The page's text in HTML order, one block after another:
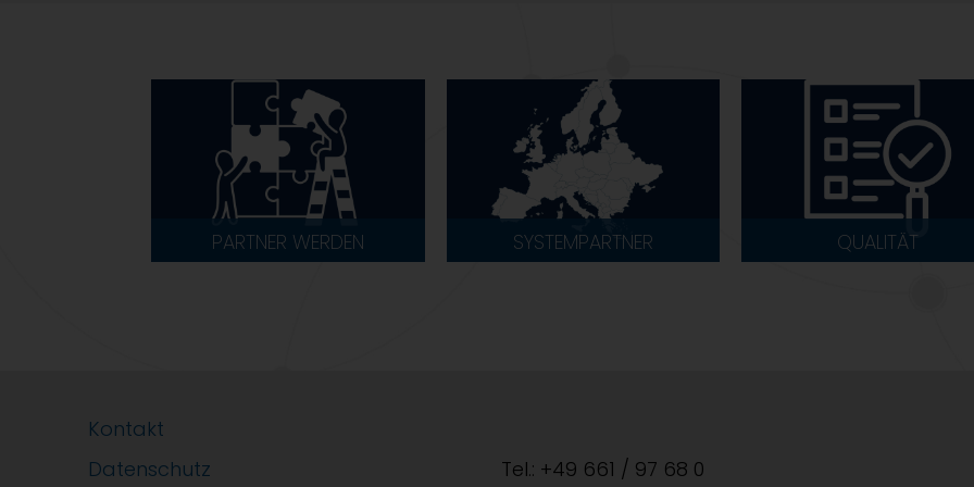
PARTNER WERDEN SYSTEMPARTNER QUALITÄT
Kontakt
Datenschutz
Tel.: +49 661 / 97 68 0